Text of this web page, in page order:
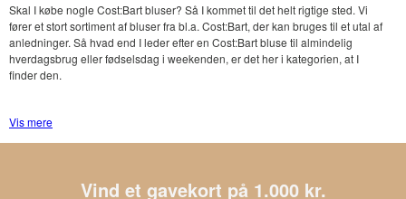
Skal I købe nogle Cost:Bart bluser? Så I kommet til det helt rigtige sted. Vi
fører et stort sortiment af bluser fra bl.a. Cost:Bart, der kan bruges til et utal af
anledninger. Så hvad end I leder efter en Cost:Bart bluse til almindelig
hverdagsbrug eller fødselsdag i weekenden, er det her i kategorien, at I
finder den.
Pæne varianter af bl.a. bluser fra Cost:Bart
Her på Kids-world.dk bestræber vi os på, at have noget som passer ind i
Vis mere
Vind et gavekort på 1.000 kr.